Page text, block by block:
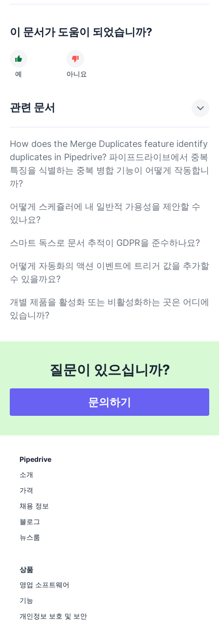
이 문서가 도움이 되었습니까?
예 아니요
관련 문서
How does the Merge Duplicates feature identify
duplicates in Pipedrive? 파이프드라이브에서 중복
특징을 식별하는 중복 병합 기능이 어떻게 작동합니
까?
어떻게 스케쥴러에 내 일반적 가용성을 제안할 수
있나요?
스마트 독스로 문서 추적이 GDPR을 준수하나요?
어떻게 자동화의 액션 이벤트에 트리거 값을 추가할
수 있을까요?
개별 제품을 활성화 또는 비활성화하는 곳은 어디에
있습니까?
질문이 있으십니까?
문의하기
Pipedrive
소개
가격
채용 정보
블로그
뉴스룸
상품
영업 소프트웨어
기능
개인정보 보호 및 보안